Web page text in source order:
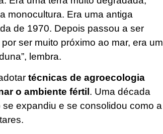
monocultura. Era uma antiga
de 1970. Depois passou a ser
ser muito próximo ao mar, era um
lembra.
técnicas de agroecologia
o ambiente fértil . Uma década
expandiu e se consolidou como a